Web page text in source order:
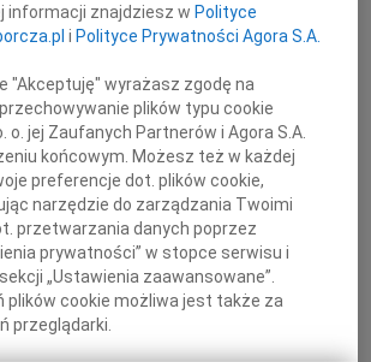
prof. dr hab.
Wiesław Wagner
Pozostanie w naszej pamięci.
Rodzinie i Bliskim
wyrazy głębokiego współczucia
informacji znajdziesz w Polityce
i Polityce Prywatności Agora S.A.
"Akceptuję" wyrażasz zgodę na
plików typu cookie
o. jej Zaufanych Partnerów i Agora S.A.
końcowym. Możesz też w każdej
preferencje dot. plików cookie,
narzędzie do zarządzania Twoimi
przetwarzania danych poprzez
prywatności” w stopce serwisu i
„Ustawienia zaawansowane”.
plików cookie możliwa jest także za
przeglądarki.